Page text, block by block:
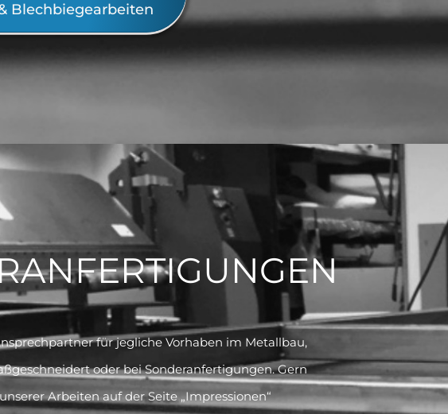
Blechbiegearbeiten
für jegliche Vorhaben im Metallbau,
oder bei Sonderanfertigungen. Gern
Arbeiten auf der Seite „Impressionen“